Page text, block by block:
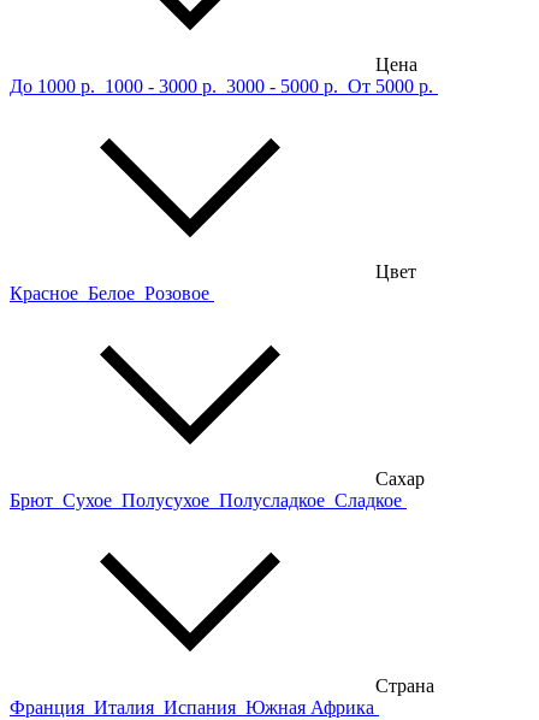
Цена
До 1000 р. 1000 - 3000 р. 3000 - 5000 р. От 5000 р.
Цвет
Красное Белое Розовое
Сахар
Брют Сухое Полусухое Полусладкое Сладкое
Страна
Франция Италия Испания Южная Африка